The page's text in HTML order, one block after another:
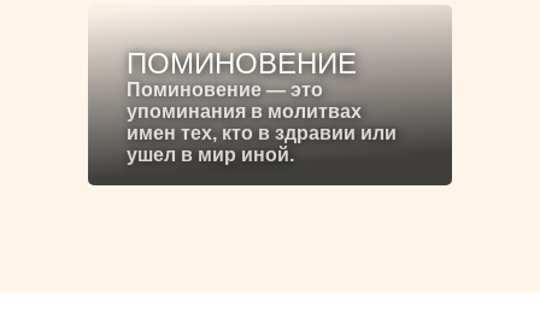
ПОМИНОВЕНИЕ
Поминовение — это
упоминания в молитвах
имен тех, кто в здравии или
ушел в мир иной.